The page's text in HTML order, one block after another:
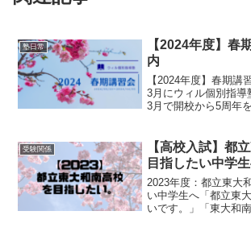
塾日常
【2024年度】春
内
【2024年度】春期講
3月にウィル個別指導
3月で開校から5周年
2024年度夏期講習会
受験関係
【高校入試】都
目指したい中学
2023年度：都立東大
い中学生へ「都立東
いです。」「東大和